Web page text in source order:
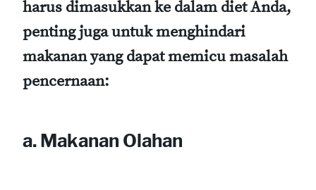
harus dimasukkan ke dalam diet Anda,
penting juga untuk menghindari
makanan yang dapat memicu masalah
pencernaan:
a. Makanan Olahan